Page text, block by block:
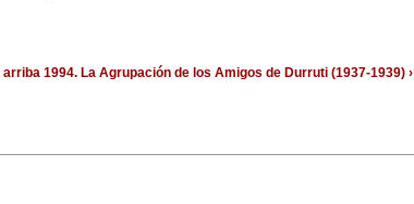
arriba 1994. La Agrupación de los Amigos de Durruti (1937-1939) ›